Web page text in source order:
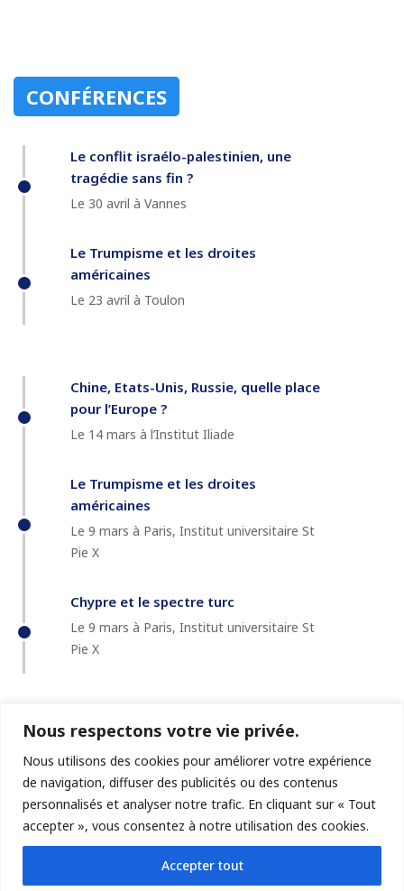
Nous respectons votre vie privée.
Nous utilisons des cookies pour améliorer votre expérience
de navigation, diffuser des publicités ou des contenus
personnalisés et analyser notre trafic. En cliquant sur « Tout
accepter », vous consentez à notre utilisation des cookies.
Accepter tout
CONFÉRENCES
Le conflit israélo-palestinien, une
tragédie sans fin ?
Le 30 avril à Vannes
Le Trumpisme et les droites
américaines
Le 23 avril à Toulon
Chine, Etats-Unis, Russie, quelle place
pour l’Europe ?
Le 14 mars à l’Institut Iliade
Le Trumpisme et les droites
américaines
Le 9 mars à Paris, Institut universitaire St
Pie X
Chypre et le spectre turc
Le 9 mars à Paris, Institut universitaire St
Pie X